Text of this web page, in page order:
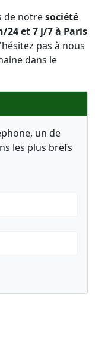
de notresociété
24 et 7 j/7 à Paris
pas à nous
dans le
un de
les plus brefs